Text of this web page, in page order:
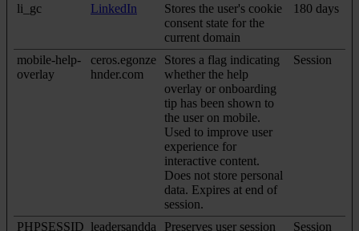
li_gc LinkedIn
Stores the user's cookie
consent state for the
current domain
180 days
mobile-help-
overlay
ceros.egonze
hnder.com
Stores a flag indicating
whether the help
overlay or onboarding
tip has been shown to
the user on mobile.
Used to improve user
experience for
interactive content.
Does not store personal
data. Expires at end of
session.
Session
PHPSESSID leadersandda
Preserves user session
Session